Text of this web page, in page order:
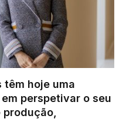
têm hoje uma
perspetivar o seu